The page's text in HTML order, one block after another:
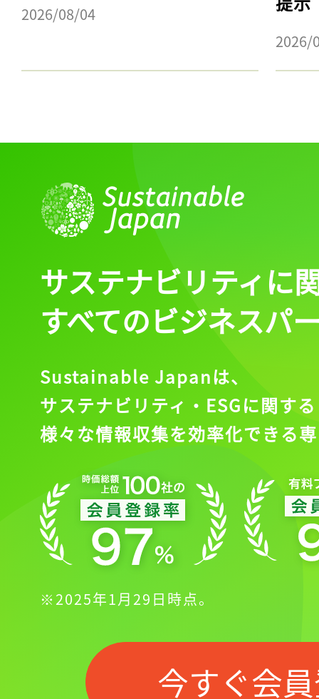
2026/08/04
2026/
サステナビリティに
すべてのビジネスパ
Sustainable Japanは、
サステナビリティ・ESGに関する
様々な情報収集を効率化できる
※2025年1月29日時点。
今すぐ会